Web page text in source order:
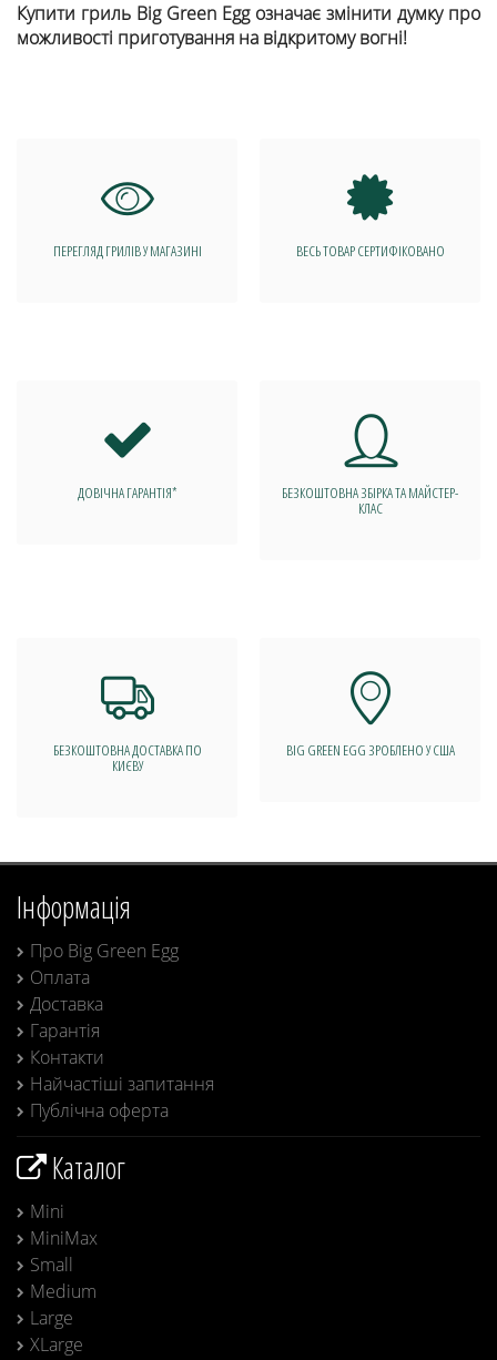
Купити гриль Big Green Egg означає змінити думку про
можливості приготування на відкритому вогні!
ПЕРЕГЛЯД ГРИЛІВ У МАГАЗИНІ ВЕСЬ ТОВАР СЕРТИФІКОВАНО
ДОВІЧНА ГАРАНТІЯ* БЕЗКОШТОВНА ЗБІРКА ТА МАЙСТЕР-
КЛАС
БЕЗКОШТОВНА ДОСТАВКА ПО
КИЄВУ
BIG GREEN EGG ЗРОБЛЕНО У США
Інформація
Про Big Green Egg
Оплата
Доставка
Гарантія
Контакти
Найчастіші запитання
Публічна оферта
Каталог
Mini
MiniMax
Small
Medium
Large
XLarge